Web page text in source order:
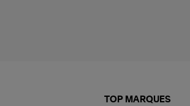
TOP MARQUES